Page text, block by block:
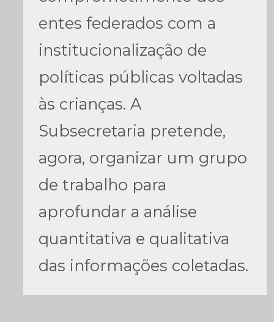
entes federados com a
institucionalização de
políticas públicas voltadas
às crianças. A
Subsecretaria pretende,
agora, organizar um grupo
de trabalho para
aprofundar a análise
quantitativa e qualitativa
das informações coletadas.